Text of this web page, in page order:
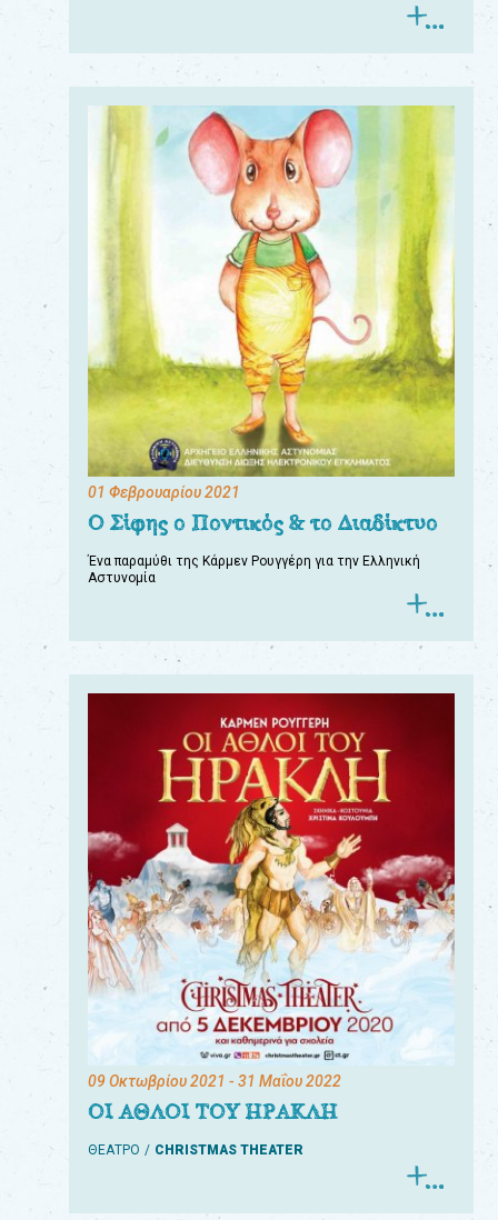
01 Φεβρουαρίου 2021
Ο Σίφης ο Ποντικός & το Διαδίκτυο
Ένα παραμύθι της Κάρμεν Ρουγγέρη για την Ελληνική
Αστυνομία
09 Οκτωβρίου 2021 - 31 Μαΐου 2022
ΟΙ ΑΘΛΟΙ ΤΟΥ ΗΡΑΚΛΗ
ΘΕΑΤΡΟ CHRISTMAS THEATER